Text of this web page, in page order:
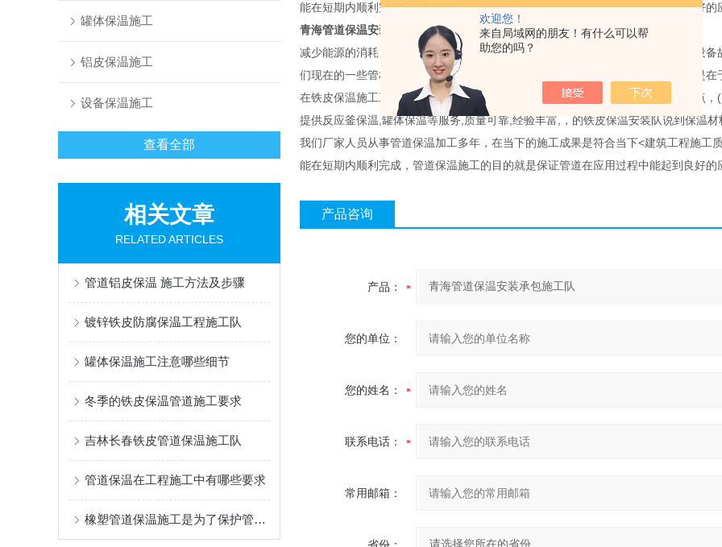
欢迎您！
来自局域网的朋友！有什么可以帮
助您的吗？
罐体保温施工
铝皮保温施工
设备保温施工
查看全部
相关文章
RELATED ARTICLES
管道铝皮保温 施工方法及步骤
镀锌铁皮防腐保温工程施工队
罐体保温施工注意哪些细节
冬季的铁皮保温管道施工要求
吉林长春铁皮管道保温施工队
管道保温在工程施工中有哪些要求
橡塑管道保温施工是为了保护管道不受外界气温的影响
能在短期内顺利完成，管道保温施工的目的就是保证管道在应用过程中能起到良好的
青海管道保温安装承包施工队
减少能源的消耗，还可减低外界低温环境对于设备的影响，防止因为低温导致的设
们现在的一些管材来说，要想能够得到更好的应用，那么其中重要的一个方面就是
在铁皮保温施工工程中，不留下缝隙是工程标准之一，这也是保证工程质量的重点
提供反应釜保温,罐体保温等服务,质量可靠,经验丰富,，的铁皮保温安装队说到保温材
我们厂家人员从事管道保温加工多年，在当下的施工成果是符合当下<建筑工程施工
能在短期内顺利完成，管道保温施工的目的就是保证管道在应用过程中能起到良好的
产品咨询
产品：
您的单位：
您的姓名：
联系电话：
常用邮箱：